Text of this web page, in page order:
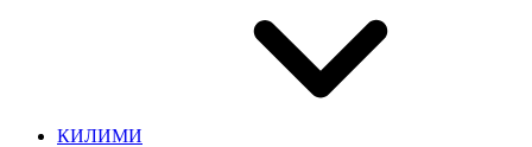
КИЛИМИ